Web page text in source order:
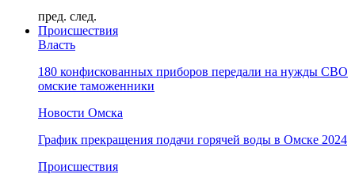
пред. след.
Происшествия
Власть
180 конфискованных приборов передали на нужды СВО
омские таможенники
Новости Омска
График прекращения подачи горячей воды в Омске 2024
Происшествия